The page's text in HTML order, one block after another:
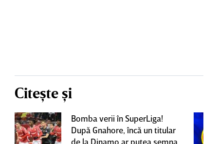
Citește și
Bomba verii în SuperLiga!
După Gnahore, încă un titular
de la Dinamo ar putea semna